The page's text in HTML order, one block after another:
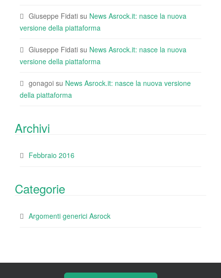
Giuseppe Fidati su News Asrock.it: nasce la nuova
versione della piattaforma
Giuseppe Fidati su News Asrock.it: nasce la nuova
versione della piattaforma
gonagoi su News Asrock.it: nasce la nuova versione
della piattaforma
Archivi
Febbraio 2016
Categorie
Argomenti generici Asrock